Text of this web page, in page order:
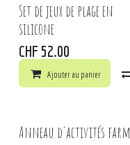
Set de jeux de plage en
silicone
CHF 52.00
Ajouter au panier
Anneau d'activités farm